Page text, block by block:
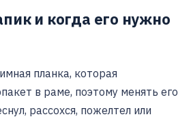
и когда его нужно
планка, которая
в раме, поэтому менять его
рассохся, пожелтел или